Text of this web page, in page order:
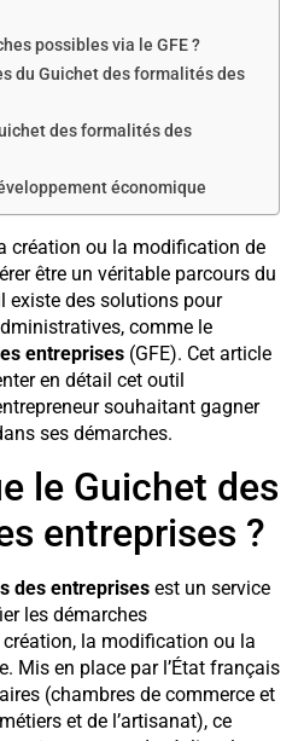
possibles via le GFE ?
du Guichet des formalités des
des formalités des
économique
création ou la modification de
être un véritable parcours du
existe des solutions pour
comme le
entreprises (GFE). Cet article
en détail cet outil
souhaitant gagner
ses démarches.
le Guichet des
entreprises ?
des entreprises est un service
les démarches
la modification ou la
Mis en place par l’État français
(chambres de commerce et
et de l’artisanat), ce